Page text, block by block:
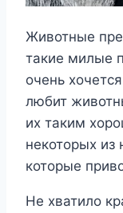
Животные
такие милые
очень
любит
их таким
некоторых
которые
Не хватило